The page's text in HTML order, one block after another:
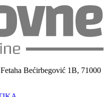
Bećirbegović 1B, 71000